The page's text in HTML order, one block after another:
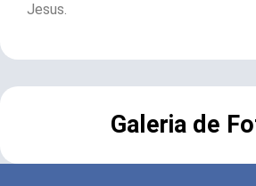
Jesus.
Galeria de